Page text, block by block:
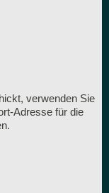
verwenden Sie
Adresse für die